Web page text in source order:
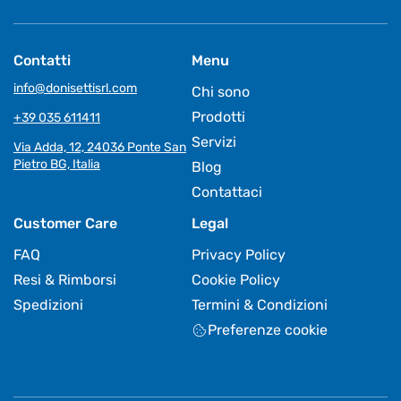
Contatti
info@donisettisrl.com
+39 035 611411
Via Adda, 12, 24036 Ponte San
Pietro BG, Italia
Menu
Chi sono
Prodotti
Servizi
Blog
Contattaci
Customer Care
FAQ
Resi & Rimborsi
Spedizioni
Legal
Privacy Policy
Cookie Policy
Termini & Condizioni
Preferenze cookie